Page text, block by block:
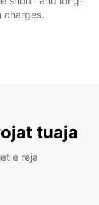
charges.
tuaja
e reja